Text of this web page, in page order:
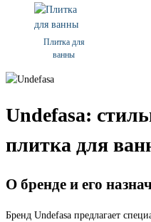
Плитка для
ванны
Undefasa:
плитка для
О бренде и его
Бренд Undefasa предлагает